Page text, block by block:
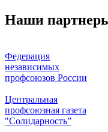
Наши
Федерация
независимых
профсоюзов России
Центральная
профсоюзная газета
"Солидарность”